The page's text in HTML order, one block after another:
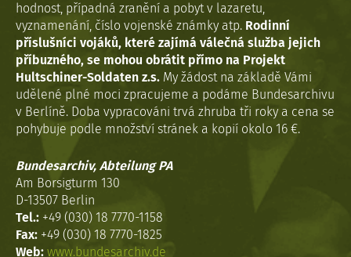
hodnost, případná zranění a pobyt v lazaretu,
vyznamenání, číslo vojenské známky atp. Rodinní
příslušníci vojáků, které zajímá válečná služba jejich
příbuzného, se mohou obrátit přímo na Projekt
Hultschiner-Soldaten z.s. My žádost na základě Vámi
udělené plné moci zpracujeme a podáme Bundesarchivu
v Berlíně. Doba vypracováni trvá zhruba tři roky a cena se
pohybuje podle množství stránek a kopií okolo 16 €.
Bundesarchiv, Abteilung PA
Am Borsigturm 130
D-13507 Berlin
Tel.: +49 (030) 18 7770-1158
Fax: +49 (030) 18 7770-1825
Web: www.bundesarchiv.de